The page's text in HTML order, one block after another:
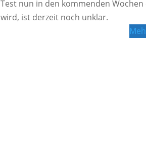
Test nun in den kommenden
wird, ist derzeit noch unklar.